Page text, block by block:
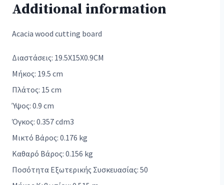
Additional information
Acacia wood cutting board
Διαστάσεις: 19.5X15X0.9CM
Μήκος: 19.5 cm
Πλάτος: 15 cm
Ύψος: 0.9 cm
Όγκος: 0.357 cdm3
Μικτό Βάρος: 0.176 kg
Καθαρό Βάρος: 0.156 kg
Ποσότητα Εξωτερικής Συσκευασίας: 50